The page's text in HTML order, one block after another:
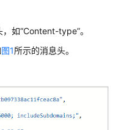
如“Content-type”。
图1所示的消息头。